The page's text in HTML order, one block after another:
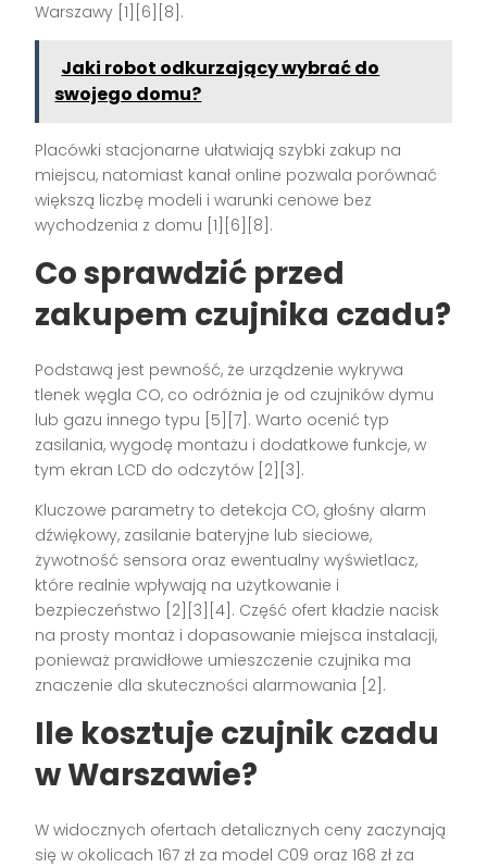
Warszawy [1][6][8].
Jaki robot odkurzający wybrać do
swojego domu?
Placówki stacjonarne ułatwiają szybki zakup na
miejscu, natomiast kanał online pozwala porównać
większą liczbę modeli i warunki cenowe bez
wychodzenia z domu [1][6][8].
Co sprawdzić przed
zakupem czujnika czadu?
Podstawą jest pewność, że urządzenie wykrywa
tlenek węgla CO, co odróżnia je od czujników dymu
lub gazu innego typu [5][7]. Warto ocenić typ
zasilania, wygodę montażu i dodatkowe funkcje, w
tym ekran LCD do odczytów [2][3].
Kluczowe parametry to detekcja CO, głośny alarm
dźwiękowy, zasilanie bateryjne lub sieciowe,
żywotność sensora oraz ewentualny wyświetlacz,
które realnie wpływają na użytkowanie i
bezpieczeństwo [2][3][4]. Część ofert kładzie nacisk
na prosty montaż i dopasowanie miejsca instalacji,
ponieważ prawidłowe umieszczenie czujnika ma
znaczenie dla skuteczności alarmowania [2].
Ile kosztuje czujnik czadu
w Warszawie?
W widocznych ofertach detalicznych ceny zaczynają
się w okolicach 167 zł za model C09 oraz 168 zł za